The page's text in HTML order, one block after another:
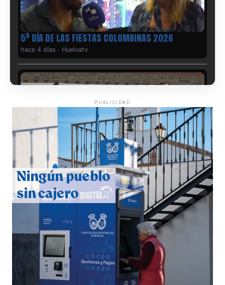
5º DÍA DE LAS FIESTAS COLOMBINAS 2026
hace 4 días · Huelvatv
CUARTA CORRIDA DE LAS FIESTAS COLOMBINAS
2026
hace 5 días·Huelvatv
PUBLICIDAD